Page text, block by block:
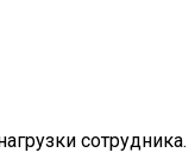
сотрудника.